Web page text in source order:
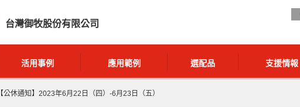
台灣御牧股份有限公司
活用事例 應用範例 選配品 支援情報
【公休通知】2023年6月22日（四）-6月23日（五）